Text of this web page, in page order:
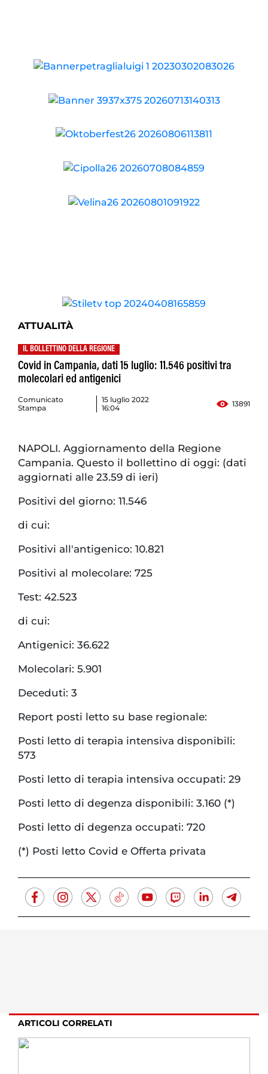
ATTUALITÀ
IL BOLLETTINO DELLA REGIONE
Covid in Campania, dati 15 luglio: 11.546 positivi tra
molecolari ed antigenici
Comunicato
Stampa
15 luglio 2022
16:04
13891
NAPOLI. Aggiornamento della Regione
Campania. Questo il bollettino di oggi: (dati
aggiornati alle 23.59 di ieri)
Positivi del giorno: 11.546
di cui:
Positivi all'antigenico: 10.821
Positivi al molecolare: 725
Test: 42.523
di cui:
Antigenici: 36.622
Molecolari: 5.901
Deceduti: 3
Report posti letto su base regionale:
Posti letto di terapia intensiva disponibili:
573
Posti letto di terapia intensiva occupati: 29
Posti letto di degenza disponibili: 3.160 (*)
Posti letto di degenza occupati: 720
(*) Posti letto Covid e Offerta privata
ARTICOLI CORRELATI